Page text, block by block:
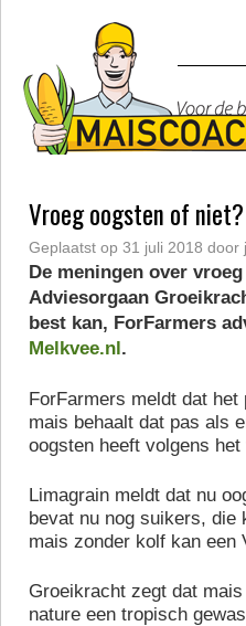
Vroeg oogsten of niet?
Geplaatst op 31 juli 2018 door
De meningen over
Adviesorgaan
best kan, ForFarmers
Melkvee.nl.
ForFarmers meldt dat
mais behaalt dat pas als
oogsten heeft volgens
Limagrain meldt dat nu
bevat nu nog suikers, die
mais zonder kolf kan een
Groeikracht zegt dat
nature een tropisch